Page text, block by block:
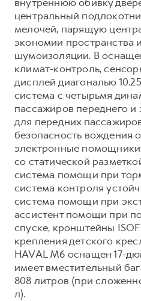
HAVAL Лизинг
АКСЕССУАРЫ
Автомобильные
Коллекция CITY
Коллекция Базовая
Коллекция Детская
АКСЕССУАРЫ
Автомобильные
Коллекция CITY
Коллекция Базовая
Коллекция Детская
центральный
мелочей, парящую
экономии пространства
шумоизоляции. В
климат-контроль,
дисплей диагональю
система с четырьмя
пассажиров переднего и
для передних
безопасность вождения
электронные
со статической
система помощи при
система контроля
система помощи при
ассистент помощи при
спуске, кронштейны
крепления детского
HAVAL M6 оснащен 17-
имеет вместительный
808 литров (при
л).